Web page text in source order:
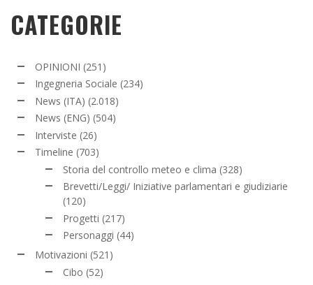
CATEGORIE
OPINIONI (251)
Ingegneria Sociale (234)
News (ITA) (2.018)
News (ENG) (504)
Interviste (26)
Timeline (703)
Storia del controllo meteo e clima (328)
Brevetti/Leggi/ Iniziative parlamentari e giudiziarie
(120)
Progetti (217)
Personaggi (44)
Motivazioni (521)
Cibo (52)